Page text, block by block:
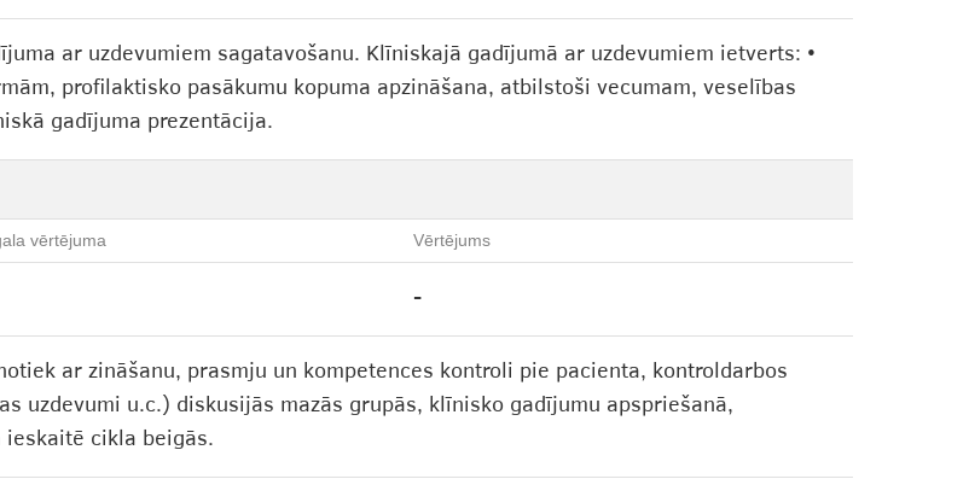
ar uzdevumiem sagatavošanu. Klīniskajā gadījumā ar uzdevumiem ietverts: •
profilaktisko pasākumu kopuma apzināšana, atbilstoši vecumam, veselības
gadījuma prezentācija.
vērtējuma Vērtējums
-
ar zināšanu, prasmju un kompetences kontroli pie pacienta, kontroldarbos
uzdevumi u.c.) diskusijās mazās grupās, klīnisko gadījumu apspriešanā,
cikla beigās.